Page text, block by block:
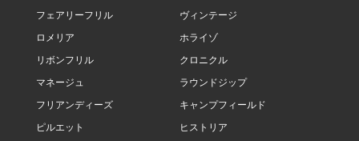
フェアリーフリル
ロメリア
リボンフリル
マネージュ
フリアンディーズ
ピルエット
ヴィンテージ
ホライゾ
クロニクル
ラウンドジップ
キャンプフィールド
ヒストリア